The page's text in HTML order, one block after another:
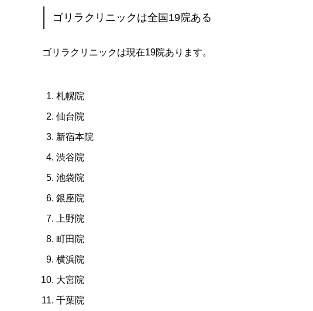
ゴリラクリニックは全国19院ある
ゴリラクリニックは現在19院あります。
札幌院
仙台院
新宿本院
渋谷院
池袋院
銀座院
上野院
町田院
横浜院
大宮院
千葉院